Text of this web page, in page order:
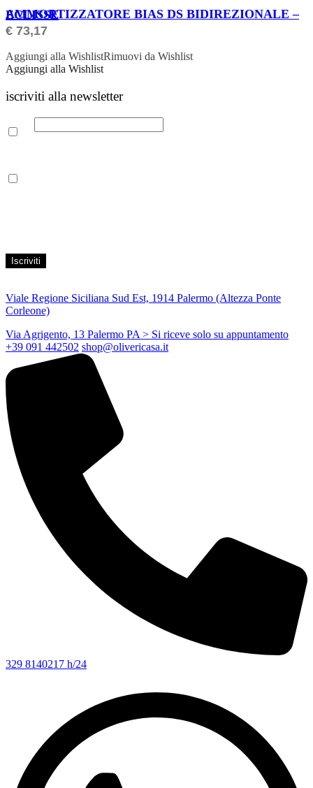
ORDINABILE
AMMORTIZZATORE BIAS DS BIDIREZIONALE – ECLISSE
€ 73,17
Aggiungi alla WishlistRimuovi da Wishlist
Aggiungi alla Wishlist
iscriviti alla newsletter
Viale Regione Siciliana Sud Est, 1914 Palermo (Altezza Ponte
Corleone)
Via Agrigento, 13 Palermo PA > Si riceve solo su appuntamento
+39 091 442502 shop@olivericasa.it
329 8140217 h/24